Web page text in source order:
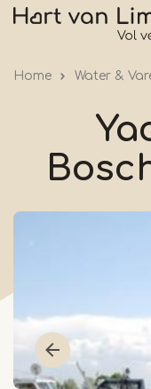
Skip
Home Water &